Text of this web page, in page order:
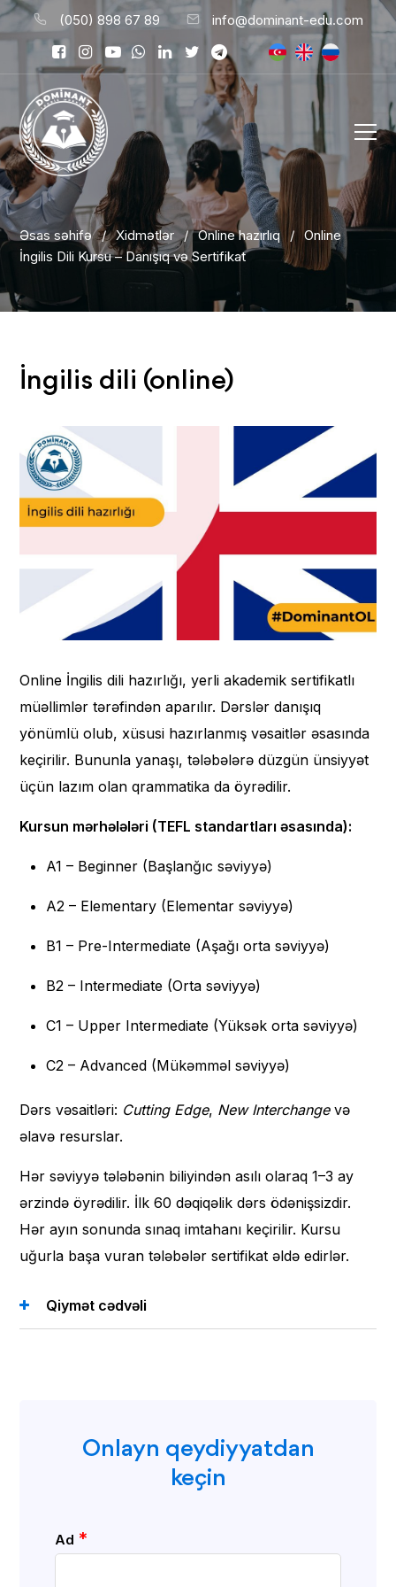
(050) 898 67 89 info@dominant-edu.com
Əsas səhifə / Xidmətlər / Online hazırlıq /
Online
İngilis Dili Kursu – Danışıq və Sertifikat
Onlayn qeydiyyatdan
keçin
Ad *
İngilis dili (online)
Online İngilis dili hazırlığı, yerli akademik sertifikatlı
müəllimlər tərəfindən aparılır. Dərslər danışıq
yönümlü olub, xüsusi hazırlanmış vəsaitlər əsasında
keçirilir. Bununla yanaşı, tələbələrə düzgün ünsiyyət
üçün lazım olan qrammatika da öyrədilir.
Kursun mərhələləri (TEFL standartları əsasında):
A1 – Beginner (Başlanğıc səviyyə)
A2 – Elementary (Elementar səviyyə)
B1 – Pre-Intermediate (Aşağı orta səviyyə)
B2 – Intermediate (Orta səviyyə)
C1 – Upper Intermediate (Yüksək orta səviyyə)
C2 – Advanced (Mükəmməl səviyyə)
Dərs vəsaitləri: Cutting Edge, New Interchangevə
əlavə resurslar.
Hər səviyyə tələbənin biliyindən asılı olaraq 1–3 ay
ərzində öyrədilir. İlk 60 dəqiqəlik dərs ödənişsizdir.
Hər ayın sonunda sınaq imtahanı keçirilir. Kursu
uğurla başa vuran tələbələr sertifikat əldə edirlər.
Qiymət cədvəli